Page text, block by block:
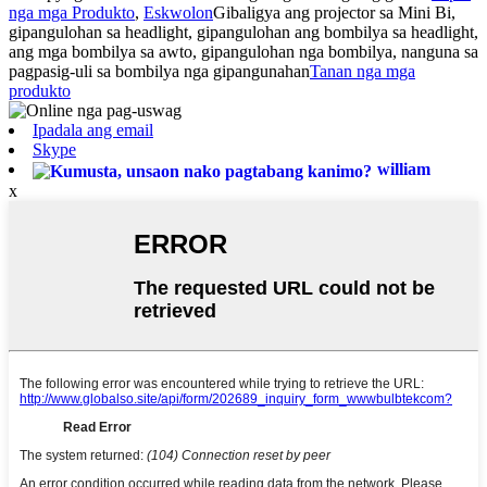
nga mga Produkto, EskwolonGibaligya ang projector sa Mini Bi,
gipangulohan sa headlight, gipangulohan ang bombilya sa headlight,
ang mga bombilya sa awto, gipangulohan nga bombilya, nanguna sa
pagpasig-uli sa bombilya nga gipangunahanTanan nga mga
produkto
Ipadala ang email
Skype
william
x